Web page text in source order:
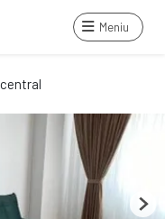
Meniu
Next